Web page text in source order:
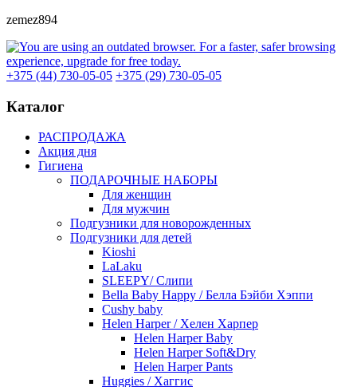
zemez894
+375 (44) 730-05-05 +375 (29) 730-05-05
Каталог
РАСПРОДАЖА
Акция дня
Гигиена
ПОДАРОЧНЫЕ НАБОРЫ
Для женщин
Для мужчин
Подгузники для новорожденных
Подгузники для детей
Kioshi
LaLaku
SLEEPY/ Слипи
Bella Baby Happy / Белла Бэйби Хэппи
Cushy baby
Helen Harper / Хелен Харпер
Helen Harper Baby
Helen Harper Soft&Dry
Helen Harper Pants
Huggies / Хаггис